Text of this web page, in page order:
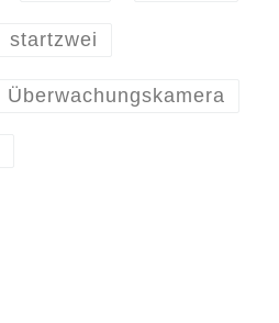
startzwei
Überwachungskamera